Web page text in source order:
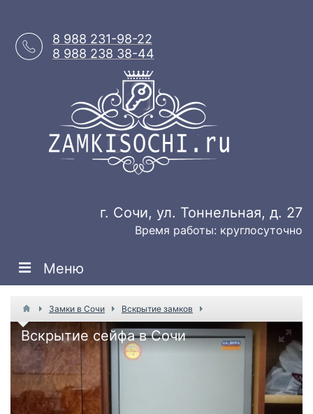
8 988 231-98-22
8 988 238 38-44
г. Сочи, ул. Тоннельная, д. 27
Время работы: круглосуточно
Меню
Замки в Сочи Вскрытие замков
Вскрытие сейфа в Сочи